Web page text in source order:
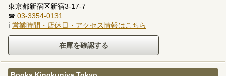
東京都新宿区新宿3-17-7
☎ 03-3354-0131
ℹ 営業時間・店休日・アクセス情報はこちら